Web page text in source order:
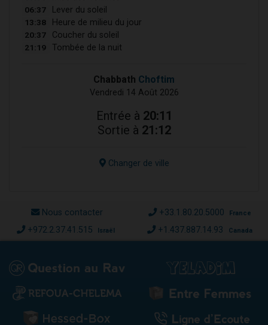
06:37 Lever du soleil
13:38 Heure de milieu du jour
20:37 Coucher du soleil
21:19 Tombée de la nuit
Chabbath Choftim
Vendredi 14 Août 2026
Entrée à 20:11
Sortie à 21:12
Changer de ville
Nous contacter +33.1.80.20.5000 France
+972.2.37.41.515 Israël +1.437.887.14.93 Canada